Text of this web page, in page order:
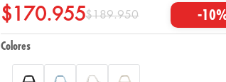
$ 170.955$189.950 -
Colores